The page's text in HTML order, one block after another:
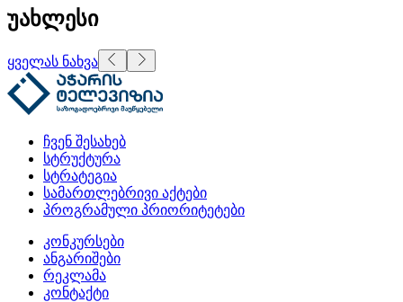
უახლესი
ყველას ნახვა
ჩვენ შესახებ
სტრუქტურა
სტრატეგია
სამართლებრივი აქტები
პროგრამული პრიორიტეტები
კონკურსები
ანგარიშები
რეკლამა
კონტაქტი